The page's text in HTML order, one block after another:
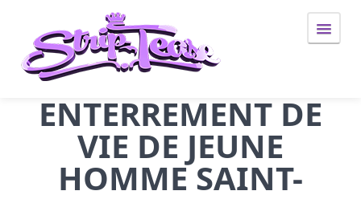
Idée cadeau
anniversaire 97434
ENTERREMENT DE
VIE DE JEUNE
HOMME SAINT-